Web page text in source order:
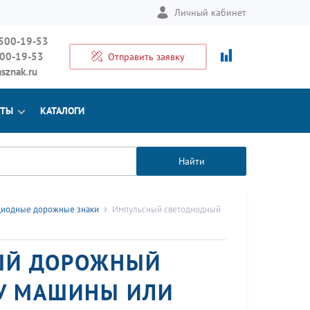
Личный кабинет
19-53
19-53
Отправить заявку
КАТАЛОГИ
Найти
дорожные знаки
Импульсный cветодиодный
ДОРОЖНЫЙ
МАШИНЫ ИЛИ